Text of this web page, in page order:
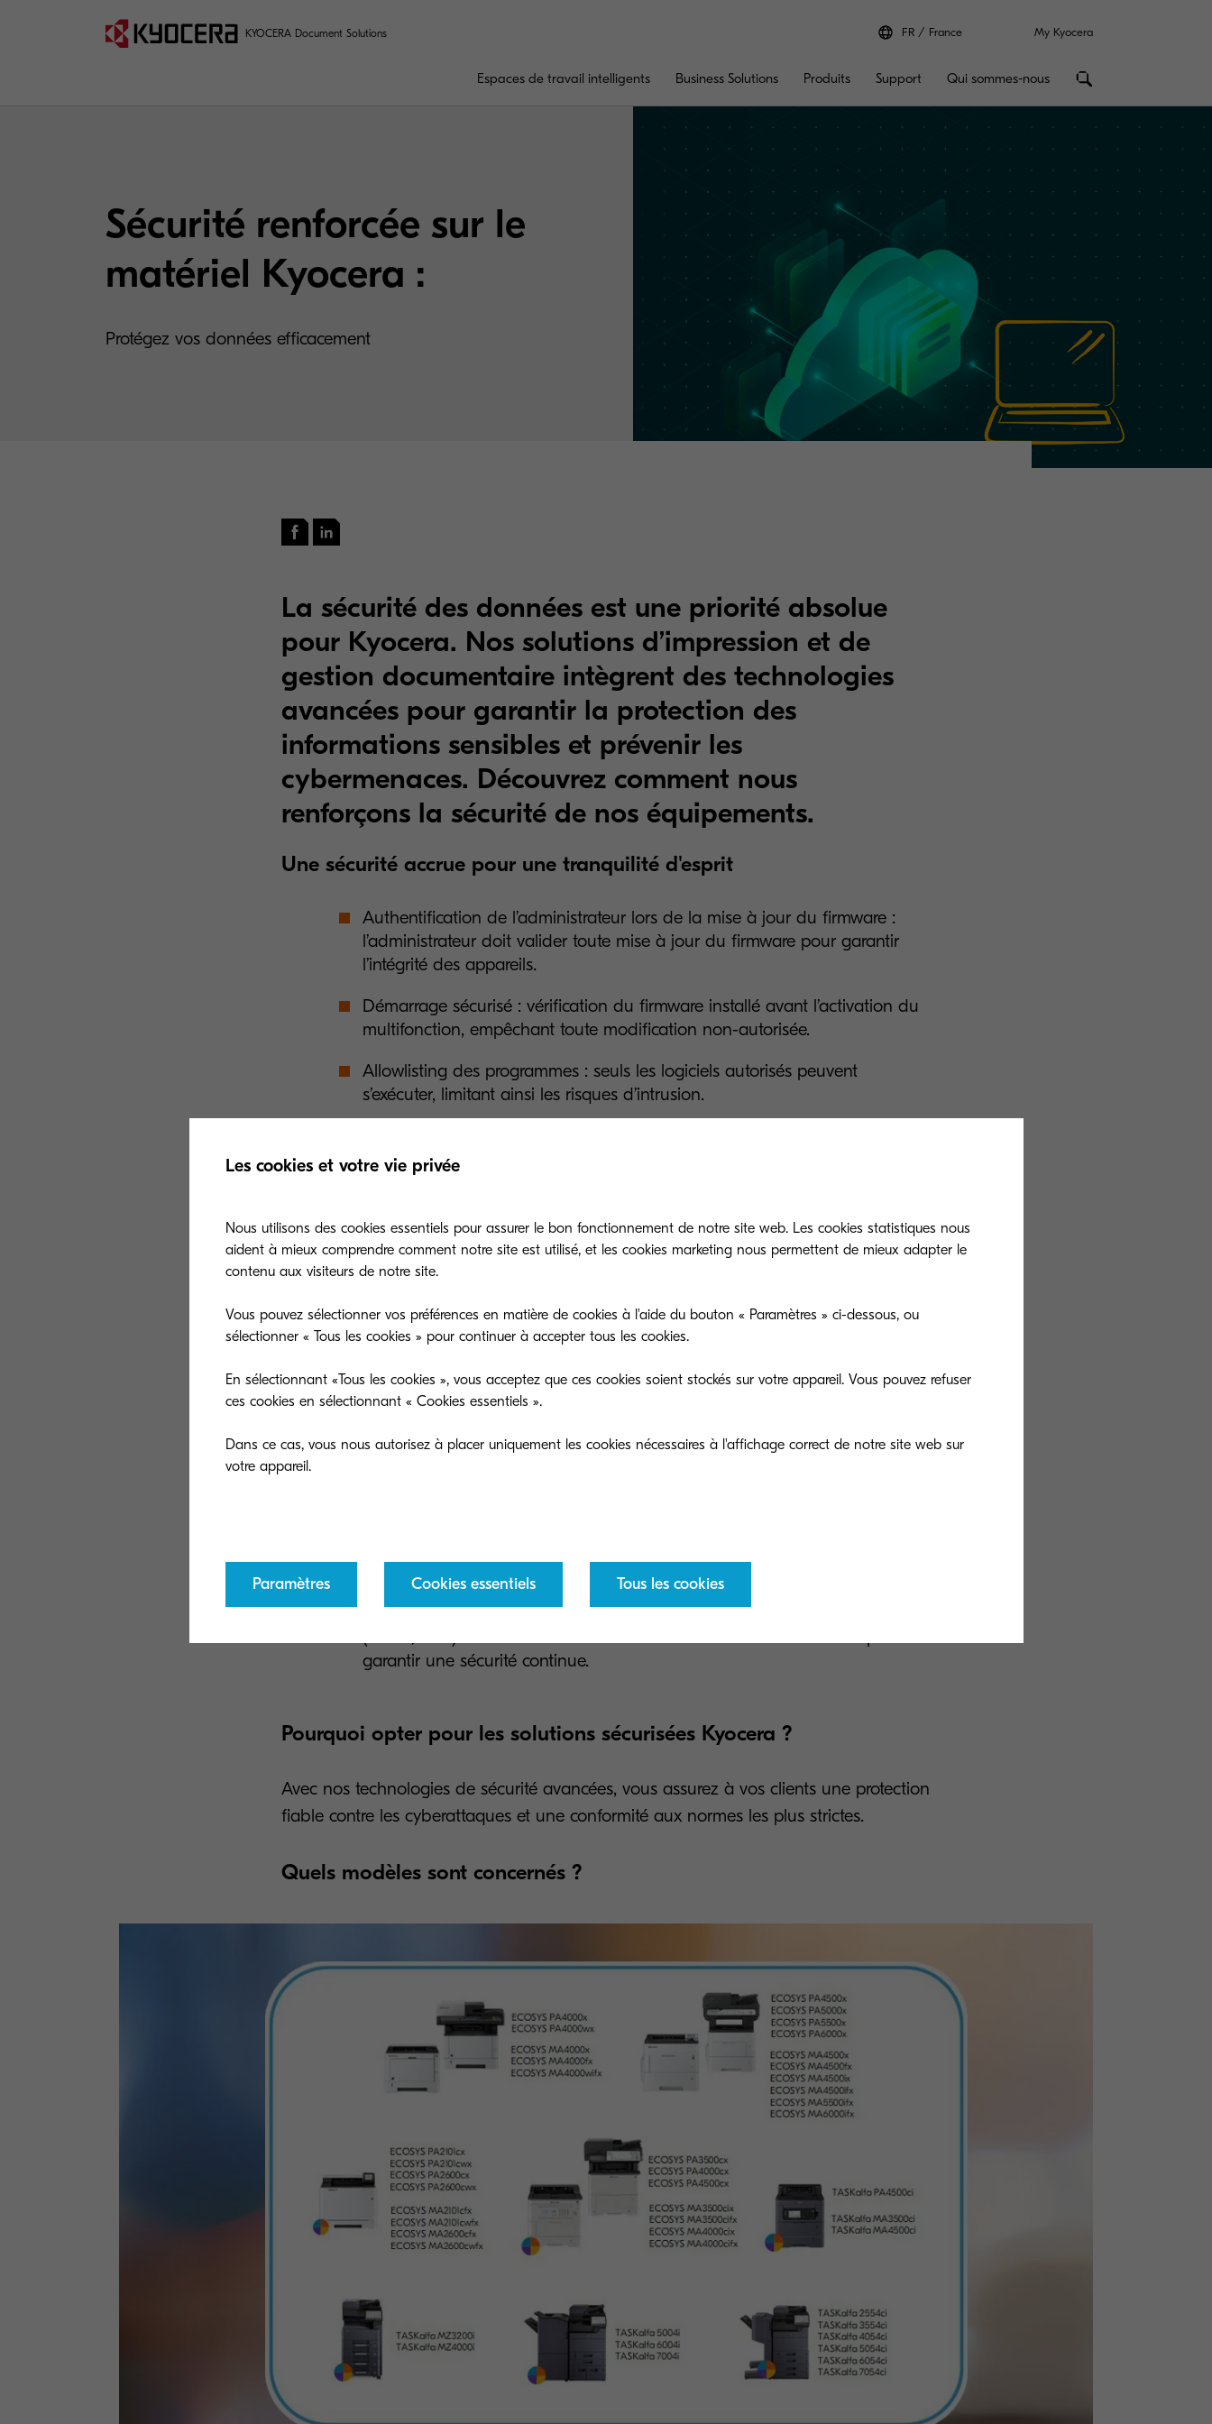
KYOCERA Document Solutions FR France My Kyocera
Espaces de travail intelligents Business Solutions Produits Support Qui sommes-nous
Sécurité renforcée sur le
matériel Kyocera :
Protégez vos données efficacement
La sécurité des données est une priorité absolue
pour Kyocera. Nos solutions d’impression et de
gestion documentaire intègrent des technologies
avancées pour garantir la protection des
informations sensibles et prévenir les
cybermenaces. Découvrez comment nous
renforçons la sécurité de nos équipements.
Une sécurité accrue pour une tranquilité d'esprit
Authentification de l’administrateur lors de la mise à jour du firmware :
l’administrateur doit valider toute mise à jour du firmware pour garantir
l’intégrité des appareils.
Démarrage sécurisé : vérification du firmware installé avant l’activation du
multifonction, empêchant toute modification non-autorisée.
Allowlisting des programmes : seuls les logiciels autorisés peuvent
s’exécuter, limitant ainsi les risques d’intrusion.
avancée des échanges de données.
processeur cryptographique sécurisé qui génère et stocke des clés
cryptographiques et garantit l’intégrité de la plateforme.
en ligne de leur validité pour une sécurité optimale.
des e-mails via S/MIME.
de la validité du firmware installé pour empêcher tout accès non-autorisé.
de sécurité en temps réel via syslog pour détecter toute menace potentielle.
Protocole d’état des certificats en ligne/révocation de certificats
garantir une sécurité continue.
Pourquoi opter pour les solutions sécurisées Kyocera ?
Avec nos technologies de sécurité avancées, vous assurez à vos clients une protection
fiable contre les cyberattaques et une conformité aux normes les plus strictes.
Quels modèles sont concernés ?
Les cookies et votre vie privée
Nous utilisons des cookies essentiels pour assurer le bon fonctionnement de notre site web. Les cookies statistiques nous
aident à mieux comprendre comment notre site est utilisé, et les cookies marketing nous permettent de mieux adapter le
contenu aux visiteurs de notre site.
Vous pouvez sélectionner vos préférences en matière de cookies à l'aide du bouton « Paramètres » ci-dessous, ou
sélectionner « Tous les cookies » pour continuer à accepter tous les cookies.
En sélectionnant «Tous les cookies », vous acceptez que ces cookies soient stockés sur votre appareil. Vous pouvez refuser
ces cookies en sélectionnant « Cookies essentiels ».
Dans ce cas, vous nous autorisez à placer uniquement les cookies nécessaires à l'affichage correct de notre site web sur
votre appareil.
Paramètres Cookies essentiels Tous les cookies